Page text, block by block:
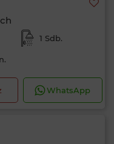
1 Sdb.
WhatsApp
critère souhaitez-
?